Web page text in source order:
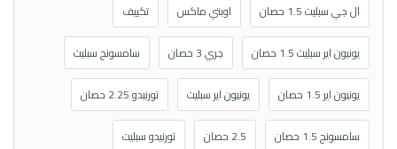
ال جي سبليت 1.5 حصان اوبتي ماكس تكييف
يونيون اير سبليت 1.5 حصان جري 3 حصان سامسونج سبليت
يونيون اير 1.5 حصان يونيون اير سبليت تورنيدو 2.25 حصان
سامسونج 1.5 حصان 2.5 حصان تورنيدو سبليت